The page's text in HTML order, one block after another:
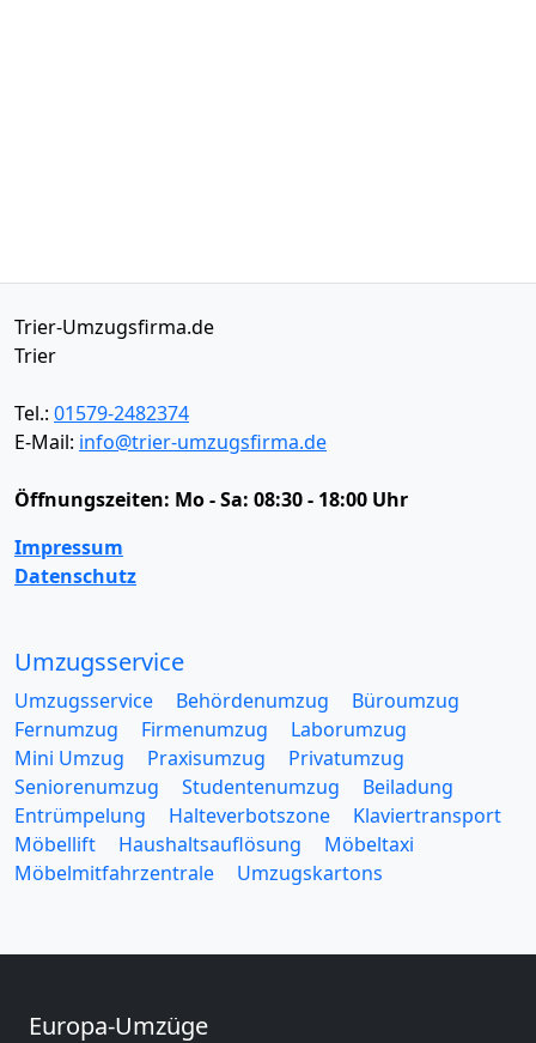
Trier-Umzugsfirma.de
Trier
Tel.: 01579-2482374
E-Mail: info@trier-umzugsfirma.de
Öffnungszeiten: Mo - Sa: 08:30 - 18:00 Uhr
Impressum
Datenschutz
Umzugsservice
Umzugsservice Behördenumzug
Büroumzug
Fernumzug
Firmenumzug
Laborumzug
Mini Umzug
Praxisumzug
Privatumzug
Seniorenumzug
Studentenumzug
Beiladung
Entrümpelung
Halteverbotszone
Klaviertransport
Möbellift
Haushaltsauflösung
Möbeltaxi
Möbelmitfahrzentrale
Umzugskartons
Europa-Umzüge